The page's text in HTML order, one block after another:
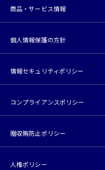
商品・サービス情報
個人情報保護の方針
情報セキュリティポリシー
コンプライアンスポリシー
贈収賄防止ポリシー
人権ポリシー